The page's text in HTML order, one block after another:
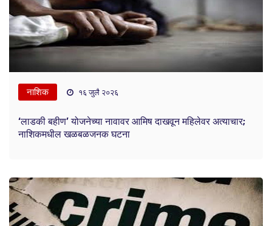
नाशिक १६ जुलै २०२६
‘लाडकी बहीण’ योजनेच्या नावावर आमिष दाखवून महिलेवर अत्याचार;
नाशिकमधील खळबळजनक घटना